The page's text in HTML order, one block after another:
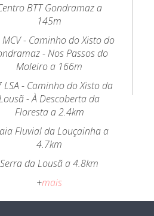
BTT Gondramaz a
145m
MCV - Caminho do Xisto do
- Nos Passos do
Moleiro a 166m
LSA - Caminho do Xisto da
- À Descoberta da
Floresta a 2.4km
Fluvial da Louçainha a
4.7km
Serra da Lousã a 4.8km
+mais